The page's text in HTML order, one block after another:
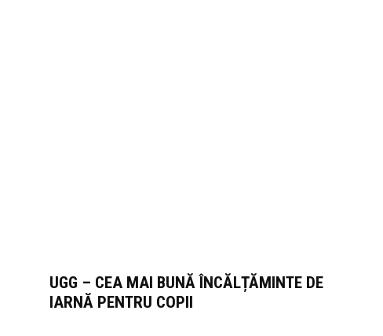
UGG – CEA MAI BUNĂ ÎNCĂLȚĂMINTE DE
IARNĂ PENTRU COPII